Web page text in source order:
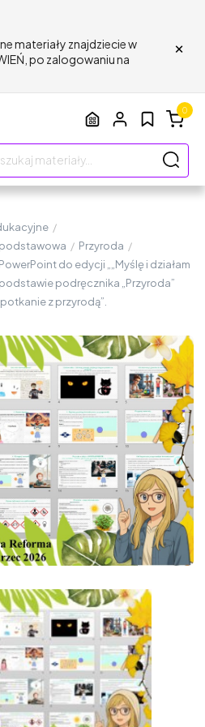
materiały znajdziecie w
po zalogowaniu na
×
0
/
/ Przyroda /
do edycji „„Myślę i działam
podręcznika „Przyroda”
z przyrodą”.